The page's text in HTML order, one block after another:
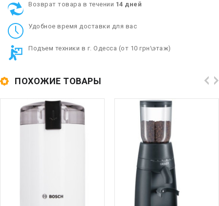
Возврат товара в течении 14 дней
Удобное время доставки для вас
Подъем техники в г. Одесса (от 10 грн\этаж)
ПОХОЖИЕ ТОВАРЫ